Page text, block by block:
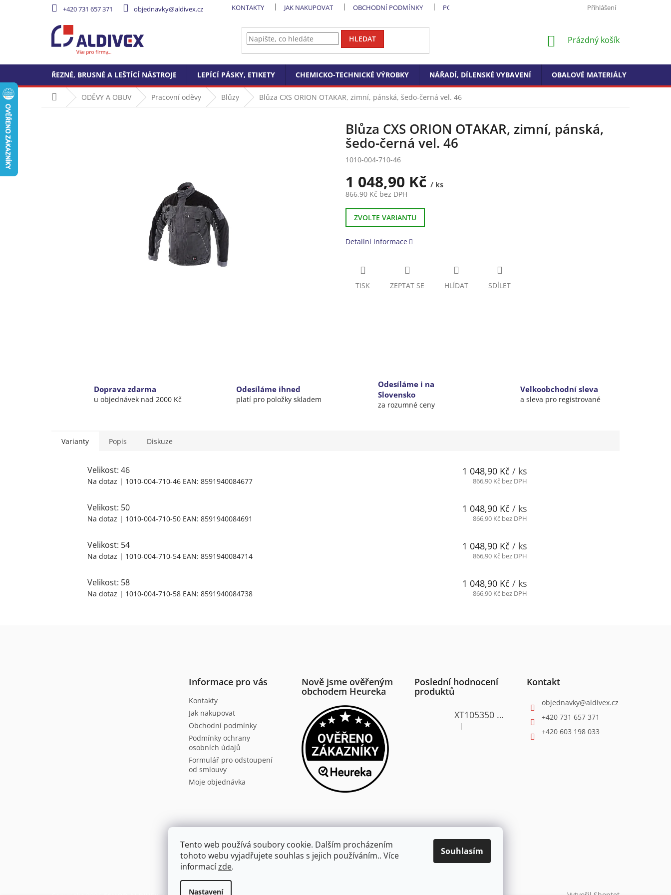
Tento web používá soubory cookie. Dalším procházením
tohoto webu vyjadřujete souhlas s jejich používáním.. Více
informacízde.
Nastavení
Souhlasím
+420 731 657 371 objednavky@aldivex.cz KONTAKTY JAK NAKUPOVAT OBCHODNÍ PODMÍNKY PODMÍNKY OCHRANY OSOBNÍCH ÚDAJŮ FORMULÁŘ PRO
Přihlášení
HLEDAT
NÁKUPNÍ
Prázdný košík
ŘEZNÉ, BRUSNÉ A LEŠTÍCÍ NÁSTROJE LEPÍCÍ PÁSKY, ETIKETY CHEMICKO-TECHNICKÉ VÝROBKY NÁŘADÍ, DÍLENSKÉ VYBAVENÍ OBALOVÉ MATERIÁLY
Domů ODĚVY A OBUV Pracovní oděvy Blůzy Blůza CXS ORION OTAKAR, zimní, pánská, šedo-černá vel. 46
Blůza CXS ORION OTAKAR, zimní, pánská,
šedo-černá vel. 46
1010-004-710-46
1 048,90 Kč / ks
866,90 Kč bez DPH
Měrná
cena:
ZVOLTE VARIANTU
Detailní informace
TISK ZEPTAT SE HLÍDAT SDÍLET
Doprava zdarma
u objednávek nad 2000 Kč
Odesíláme ihned
platí pro položky skladem
Odesíláme i na
Slovensko
za rozumné ceny
Velkoobchodní sleva
a sleva pro registrované
Varianty Popis Diskuze
Velikost: 46
Na dotaz | 1010-004-710-46 EAN: 8591940084677
1 048,90 Kč / ks
866,90 Kč bez DPH
Velikost: 50
Na dotaz | 1010-004-710-50 EAN: 8591940084691
1 048,90 Kč / ks
866,90 Kč bez DPH
Velikost: 54
Na dotaz | 1010-004-710-54 EAN: 8591940084714
1 048,90 Kč / ks
866,90 Kč bez DPH
Velikost: 58
Na dotaz | 1010-004-710-58 EAN: 8591940084738
1 048,90 Kč / ks
866,90 Kč bez DPH
Informace pro vás
Kontakty
Jak nakupovat
Obchodní podmínky
Podmínky ochrany
osobních údajů
Formulář pro odstoupení
od smlouvy
Moje objednávka
Nově jsme ověřeným
obchodem Heureka
Poslední hodnocení
produktů
XT105350 Satinační válcová bruska 1300W
Hodnocení produktu je 4 z 5 hvězdiček.
|
Kontakt
objednavky@aldivex.cz
+420 731 657 371
+420 603 198 033
broušení